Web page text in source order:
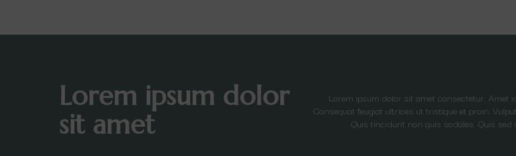
Lorem ipsum dolor
sit amet
Lorem ipsum dolor sit amet consectetur. Amet
Consequat feugiat ultrices ut tristique et proin.
Quis tincidunt non quis sodales. Quis sed